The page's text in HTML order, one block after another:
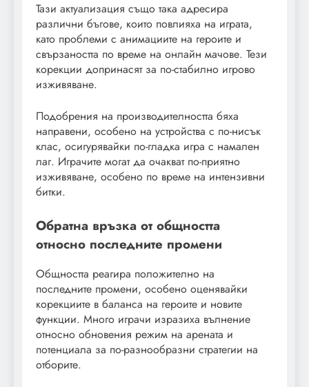
Тази актуализация също така адресира
различни бъгове, които повлияха на играта,
като проблеми с анимациите на героите и
свързаността по време на онлайн мачове. Тези
корекции допринасят за по-стабилно игрово
изживяване.
Подобрения на производителността бяха
направени, особено на устройства с по-нисък
клас, осигурявайки по-гладка игра с намален
лаг. Играчите могат да очакват по-приятно
изживяване, особено по време на интензивни
битки.
Обратна връзка от общността
относно последните промени
Общността реагира положително на
последните промени, особено оценявайки
корекциите в баланса на героите и новите
функции. Много играчи изразиха вълнение
относно обновения режим на арената и
потенциала за по-разнообразни стратегии на
отборите.